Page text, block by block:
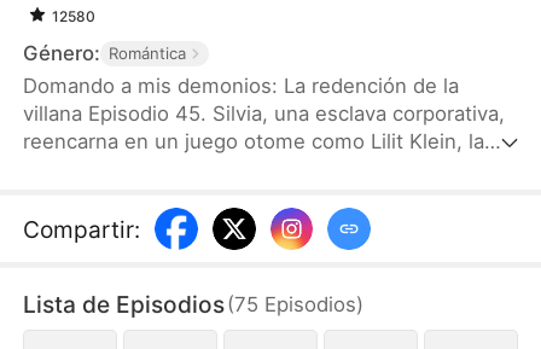
12580
Género: Romántica
Domando a mis demonios: La redención de la
villana Episodio 45. Silvia, una esclava corporativa,
reencarna en un juego otome como Lilit Klein, la
manos. Al despertar, descubre frustrada que los
niveles de oscuridad de todos sus demonios ya
que conquistarlos y reducir esa oscuridad antes de
que sea demasiado tarde.
Compartir:
Lista de Episodios(75 Episodios)